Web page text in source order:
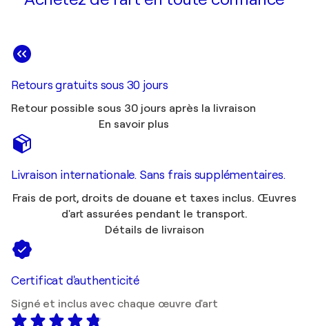
Retours gratuits sous 30 jours
Retour possible sous 30 jours après la livraison
En savoir plus
Livraison internationale. Sans frais supplémentaires.
Frais de port, droits de douane et taxes inclus. Œuvres
d'art assurées pendant le transport.
Détails de livraison
Certificat d'authenticité
Signé et inclus avec chaque œuvre d'art